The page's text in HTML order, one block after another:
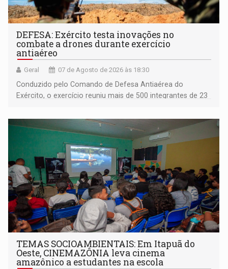
DEFESA: Exército testa inovações no
combate a drones durante exercício
antiaéreo
Geral 07 de Agosto de 2026 às 18:30
Conduzido pelo Comando de Defesa Antiaérea do
Exército, o exercício reuniu mais de 500 integrantes de 23
TEMAS SOCIOAMBIENTAIS: Em Itapuã do
Oeste, CINEMAZÔNIA leva cinema
amazônico a estudantes na escola